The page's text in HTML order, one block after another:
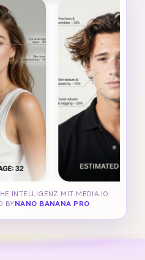
INTELLIGENZ MIT MEDIA.IO
BY NANO BANANA PRO.